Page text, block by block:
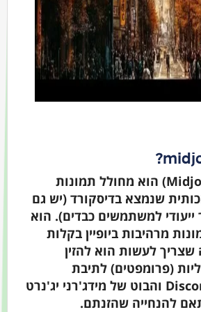
מידג'רני (Midjourney) הוא מחולל תמונות
שנמצא בדיסקורד (יש גם
למשתמשים כבדים). הוא
מרהיבות ביופיין בקלות
שצריך לעשות הוא להזין
(פרומפטים) לתיבת
הפרומפטים ב-Discord והבוט של מידג'רני יג'נרט
להנחייה שהזנתם.